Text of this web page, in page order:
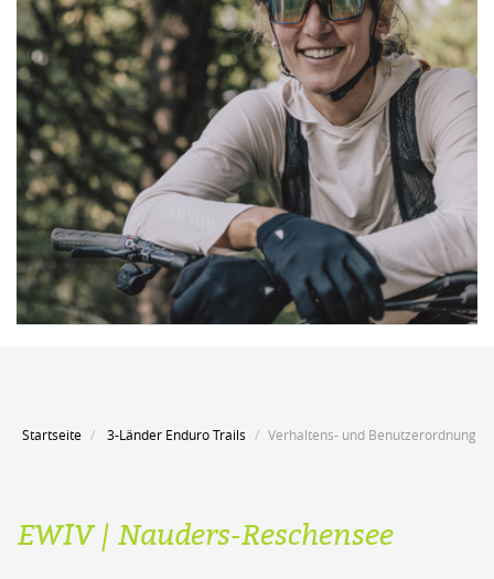
Startseite 3-Länder Enduro Trails Verhaltens- und Benutzerordnung
EWIV | Nauders-Reschensee